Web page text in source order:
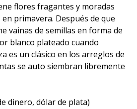
flores fragantes y moradas
primavera. Después de que
vainas de semillas en forma de
blanco plateado cuando
es un clásico en los arreglos de
se auto siembran libremente
dinero, dólar de plata)